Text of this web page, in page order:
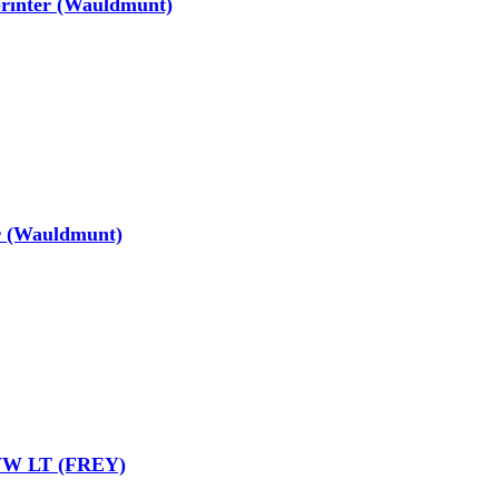
(Wauldmunt)
LT (FREY)